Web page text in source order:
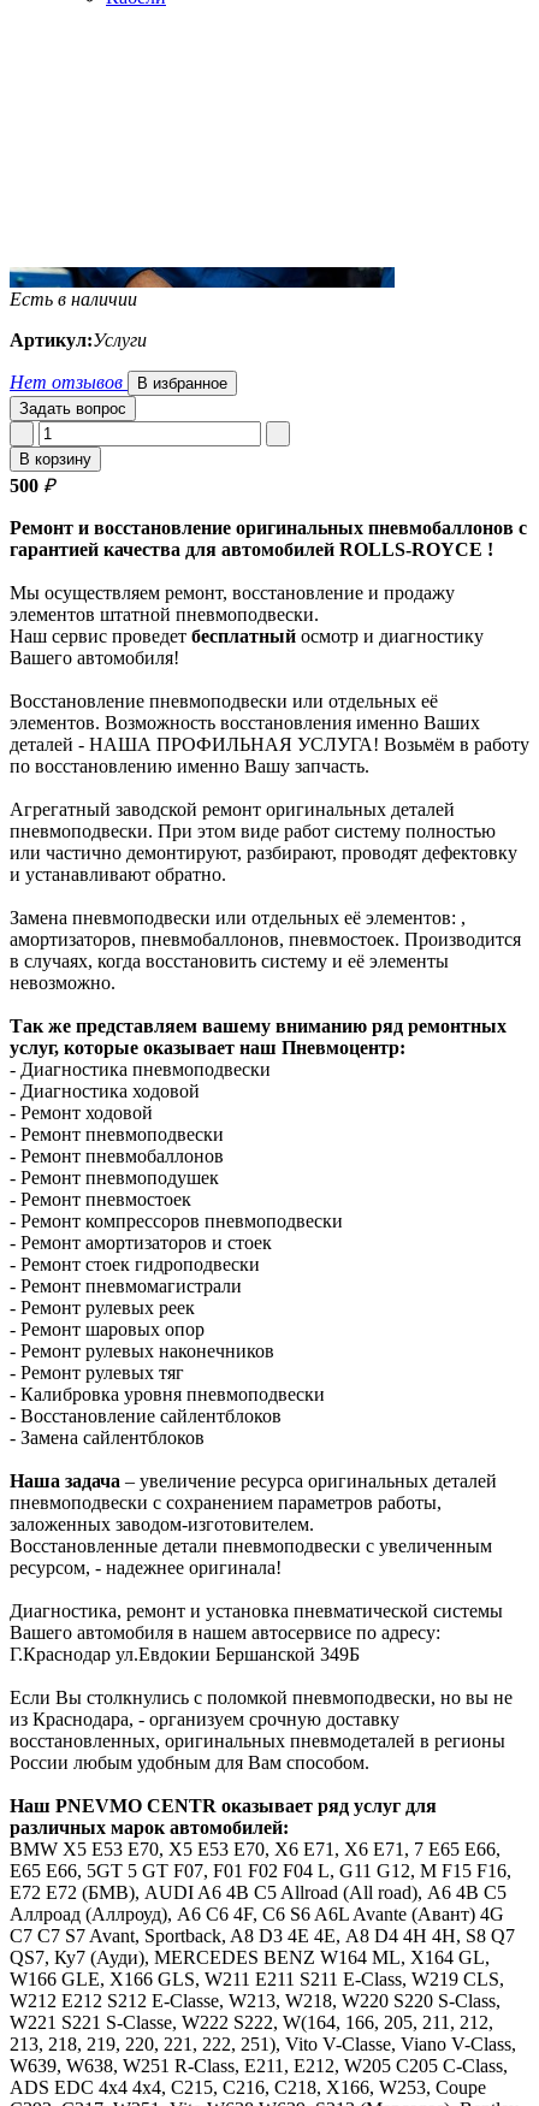
Есть в наличии
Артикул:Услуги
Нет отзывов
В избранное
Задать вопрос
В корзину
500 ₽
Ремонт и восстановление оригинальных пневмобаллонов с
гарантией качества для автомобилей ROLLS-ROYCE !
Мы осуществляем ремонт, восстановление и продажу
элементов штатной пневмоподвески.
Наш сервис проведет бесплатный осмотр и диагностику
Вашего автомобиля!
Восстановление пневмоподвески или отдельных её
элементов. Возможность восстановления именно Ваших
деталей - НАША ПРОФИЛЬНАЯ УСЛУГА! Возьмём в работу
по восстановлению именно Вашу запчасть.
Агрегатный заводской ремонт оригинальных деталей
пневмоподвески. При этом виде работ систему полностью
или частично демонтируют, разбирают, проводят дефектовку
и устанавливают обратно.
Замена пневмоподвески или отдельных её элементов: ,
амортизаторов, пневмобаллонов, пневмостоек. Производится
в случаях, когда восстановить систему и её элементы
невозможно.
Так же представляем вашему вниманию ряд ремонтных
услуг, которые оказывает наш Пневмоцентр:
- Диагностика пневмоподвески
- Диагностика ходовой
- Ремонт ходовой
- Ремонт пневмоподвески
- Ремонт пневмобаллонов
- Ремонт пневмоподушек
- Ремонт пневмостоек
- Ремонт компрессоров пневмоподвески
- Ремонт амортизаторов и стоек
- Ремонт стоек гидроподвески
- Ремонт пневмомагистрали
- Ремонт рулевых реек
- Ремонт шаровых опор
- Ремонт рулевых наконечников
- Ремонт рулевых тяг
- Калибровка уровня пневмоподвески
- Восстановление сайлентблоков
- Замена сайлентблоков
Наша задача – увеличение ресурса оригинальных деталей
пневмоподвески с сохранением параметров работы,
заложенных заводом-изготовителем.
Восстановленные детали пневмоподвески с увеличенным
ресурсом, - надежнее оригинала!
Диагностика, ремонт и установка пневматической системы
Вашего автомобиля в нашем автосервисе по адресу:
Г.Краснодар ул.Евдокии Бершанской 349Б
Если Вы столкнулись с поломкой пневмоподвески, но вы не
из Краснодара, - организуем срочную доставку
восстановленных, оригинальных пневмодеталей в регионы
России любым удобным для Вам способом.
Наш PNEVMO CENTR оказывает ряд услуг для
различных марок автомобилей:
BMW Х5 E53 E70, X5 Е53 Е70, Х6 E71, X6 Е71, 7 E65 E66,
Е65 Е66, 5GT 5 GT F07, F01 F02 F04 L, G11 G12, M F15 F16,
E72 Е72 (БМВ), AUDI A6 4B C5 Allroad (All road), А6 4В С5
Аллроад (Аллроуд), A6 C6 4F, С6 S6 A6L Avante (Авант) 4G
C7 С7 S7 Avant, Sportback, A8 D3 4E 4Е, А8 D4 4H 4Н, S8 Q7
QS7, Ку7 (Ауди), MERCEDES BENZ W164 ML, X164 GL,
W166 GLE, X166 GLS, W211 E211 S211 E-Class, W219 CLS,
W212 E212 S212 E-Classe, W213, W218, W220 S220 S-Class,
W221 S221 S-Classe, W222 S222, W(164, 166, 205, 211, 212,
213, 218, 219, 220, 221, 222, 251), Vito V-Classe, Viano V-Class,
W639, W638, W251 R-Class, Е211, Е212, W205 C205 C-Class,
ADS EDC 4x4 4х4, C215, C216, C218, X166, W253, Coupe